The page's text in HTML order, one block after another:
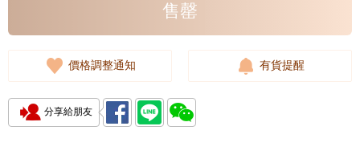
售罄
價格調整通知 有貨提醒
分享給朋友